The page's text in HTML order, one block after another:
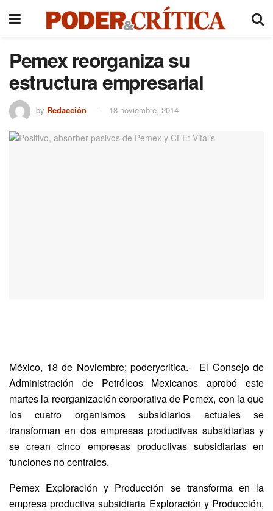
Pemex reorganiza su
estructura empresarial
by Redacción 18 noviembre, 2014
México, 18 de Noviembre; poderycritica.-
El Consejo de
Administración de Petróleos Mexicanos aprobó este
martes la reorganización corporativa de Pemex, con la que
los cuatro organismos subsidiarios actuales se
transforman en dos empresas productivas subsidiarias y
se crean cinco empresas productivas subsidiarias en
funciones no centrales.
Pemex Exploración y Producción se transforma en la
empresa productiva subsidiaria Exploración y Producción,